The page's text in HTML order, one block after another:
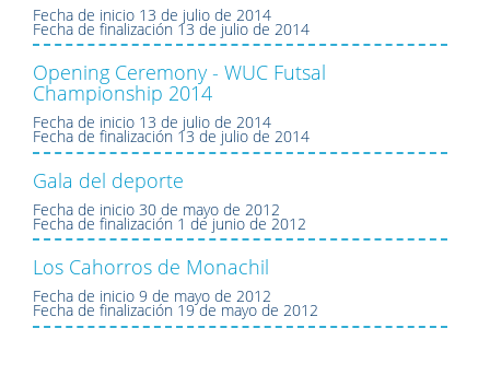
Fecha de inicio 13 de julio de 2014
Fecha de finalización 13 de julio de 2014
Opening Ceremony - WUC Futsal
Championship 2014
Fecha de inicio 13 de julio de 2014
Fecha de finalización 13 de julio de 2014
Gala del deporte
Fecha de inicio 30 de mayo de 2012
Fecha de finalización 1 de junio de 2012
Los Cahorros de Monachil
Fecha de inicio 9 de mayo de 2012
Fecha de finalización 19 de mayo de 2012